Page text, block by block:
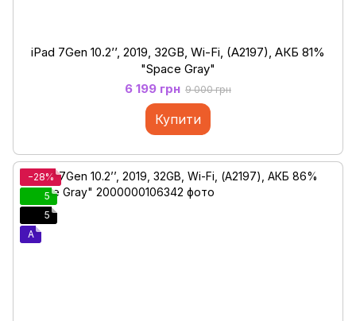
iPad 7Gen 10.2’’, 2019, 32GB, Wi-Fi, (A2197), АКБ 81%
"Space Gray"
6 199 грн 9 000 грн
Купити
−28%
5
5
A